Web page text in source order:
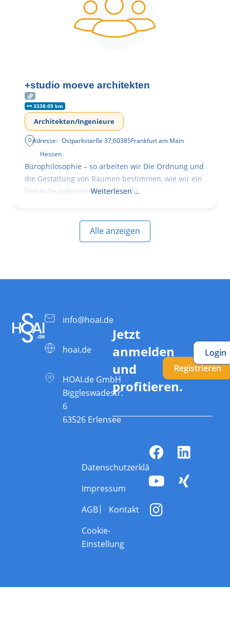
+studio moeve architekten
3338.05 km
Architekten/Ingenieure
Adresse: Ostparkstarße 37,60385Frankfurt am Main
Hessen
Bürophilosophie – so arbeiten wir Die Ordnung und
die Gestaltung von Räumen bestimmen, wie wir ein
Gebäude wahrnehmen, wie wohl
Weiterlesen …
Alle anzeigen
info@hoai.de
hoai.de
HOAI.de GmbH
Biggleswadestr.
6
63526 Erlensee
Jetzt
anmelden
und
profitieren.
Registrieren
Login
Datenschutzerklärung
Impressum
AGB
Kontakt
Cookie-
Einstellung